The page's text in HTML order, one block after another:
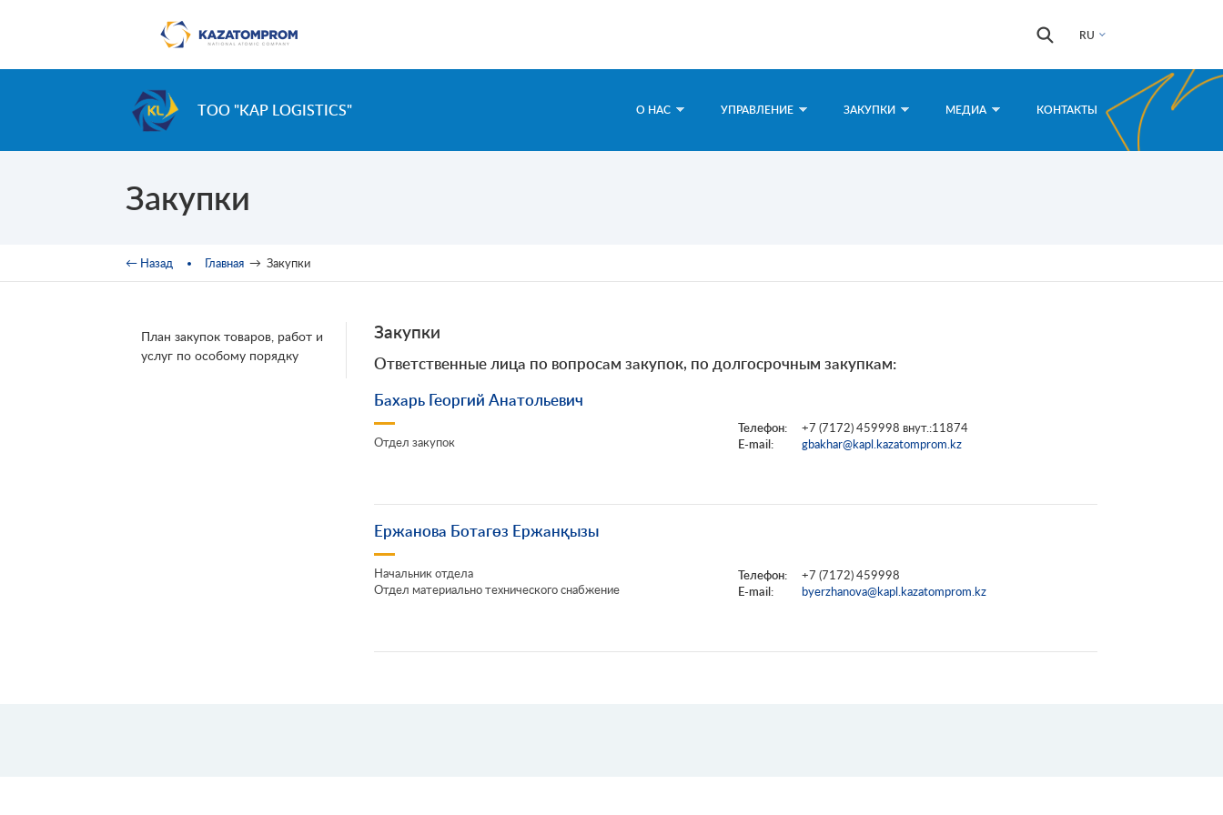
RU
Форма
Поиск
ТОО "KAP LOGISTICS" О НАС УПРАВЛЕНИЕ ЗАКУПКИ МЕДИА КОНТАКТЫ
Закупки
Вы здесь
← Назад Главная → Закупки
План закупок товаров, работ и
услуг по особому порядку
Закупки
Ответственные лица по вопросам закупок, по долгосрочным закупкам:
Бахарь Георгий Анатольевич
Отдел закупок
Телефон:
+7 (7172) 459998 внут.:11874
E-mail:
gbakhar@kapl.kazatomprom.kz
Ержанова Ботагөз Ержанқызы
Начальник отдела
Отдел материально технического снабжение
Телефон:
+7 (7172) 459998
E-mail:
byerzhanova@kapl.kazatomprom.kz